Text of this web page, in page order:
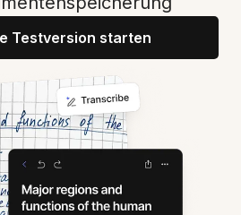
Testversion starten